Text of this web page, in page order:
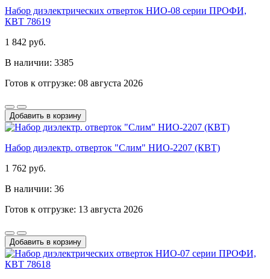
Набор диэлектрических отверток НИО-08 серии ПРОФИ,
КВТ 78619
1 842 руб.
В наличии: 3385
Готов к отгрузке: 08 августа 2026
Добавить в корзину
Набор диэлектр. отверток "Слим" НИО-2207 (КВТ)
1 762 руб.
В наличии: 36
Готов к отгрузке: 13 августа 2026
Добавить в корзину